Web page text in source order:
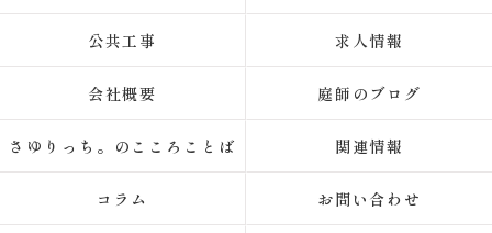
公共工事 求人情報
会社概要 庭師のブログ
さゆりっち。のこころことば 関連情報
コラム お問い合わせ